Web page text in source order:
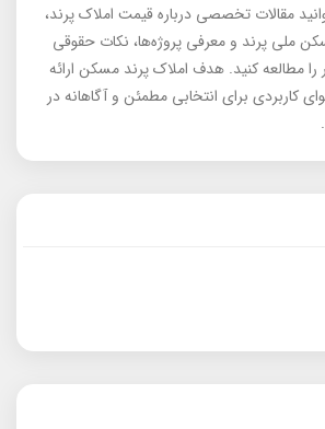
مقالات تخصصی درباره قیمت املاک پرند،
ملی پرند و معرفی پروژه‌ها، نکات حقوقی
را مطالعه کنید. هدف املاک پرند مسکن ارائه
کاربردی برای انتخابی مطمئن و آگاهانه در